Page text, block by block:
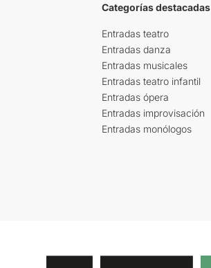
Categorías destacadas
Entradas teatro
Entradas danza
Entradas musicales
Entradas teatro infantil
Entradas ópera
Entradas improvisación
Entradas monólogos